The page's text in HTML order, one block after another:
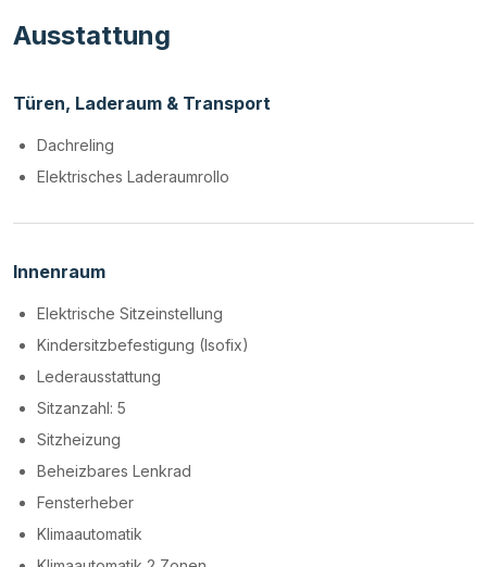
Ausstattung
Türen, Laderaum & Transport
Dachreling
Elektrisches Laderaumrollo
Innenraum
Elektrische Sitzeinstellung
Kindersitzbefestigung (Isofix)
Lederausstattung
Sitzanzahl: 5
Sitzheizung
Beheizbares Lenkrad
Fensterheber
Klimaautomatik